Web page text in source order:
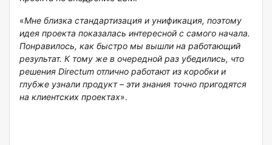
«Мне близка стандартизация и унификация, поэтому
идея проекта показалась интересной с самого начала.
Понравилось, как быстро мы вышли на работающий
результат. К тому же в очередной раз убедились, что
решения Directum отлично работают из коробки и
глубже узнали продукт – эти знания точно пригодятся
на клиентских проектах».